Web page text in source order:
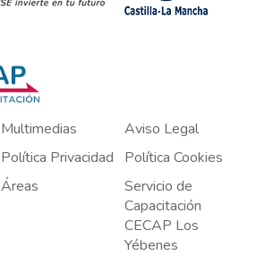
Multimedias
Aviso Legal
Política Privacidad
Política Cookies
Áreas
Servicio de
Capacitación
CECAP Los
Yébenes